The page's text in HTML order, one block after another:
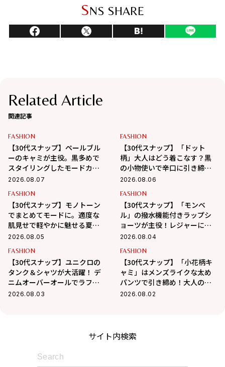
SNS SHARE
Related Article
関連記事
FASHION
【30代スナップ】ペールブル
ーのキャミが主役。黒多めで
スタイリングしたモードカジ
ュアル
2026.08.07
FASHION
【30代スナップ】「ドット
柄」大人はどう着こなす？黒
の小物使いで辛口に引き締め
るバランス学
2026.08.06
FASHION
【30代スナップ】モノトーン
でまとめてモードに。適度な
肌見せで軽やかに魅せる夏ス
タイル
2026.08.05
FASHION
【30代スナップ】「モンベ
ル」の撥水機能付きラップシ
ョーツが主役！レジャーにも
最適なアクティブコーデ
2026.08.04
FASHION
【30代スナップ】ユニクロの
タンク＆シャツが大活躍！ デ
ニムオーバーオールでラフに
まとめた真夏コーデ
2026.08.03
FASHION
【30代スナップ】「小花柄キ
ャミ」はメンズライクな太め
パンツで引き締め！大人の甘
辛MIX最適解
2026.08.02
サイト内検索